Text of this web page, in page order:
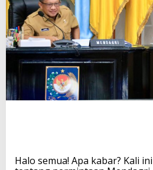
d
o
k
u
d
l
Halo semua! Apa kabar? Kali